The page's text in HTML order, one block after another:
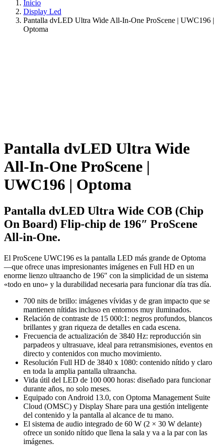
Inicio
Display Led
Pantalla dvLED Ultra Wide All-In-One ProScene | UWC196 |
Optoma
Pantalla dvLED Ultra Wide
All-In-One ProScene |
UWC196 | Optoma
Pantalla dvLED Ultra Wide COB (Chip
On Board) Flip-chip de 196″ ProScene
All-in-One.
El ProScene UWC196 es la pantalla LED más grande de Optoma
—que ofrece unas impresionantes imágenes en Full HD en un
enorme lienzo ultraancho de 196″ con la simplicidad de un sistema
«todo en uno» y la durabilidad necesaria para funcionar día tras día.
700 nits de brillo: imágenes vívidas y de gran impacto que se
mantienen nítidas incluso en entornos muy iluminados.
Relación de contraste de 15 000:1: negros profundos, blancos
brillantes y gran riqueza de detalles en cada escena.
Frecuencia de actualización de 3840 Hz: reproducción sin
parpadeos y ultrasuave, ideal para retransmisiones, eventos en
directo y contenidos con mucho movimiento.
Resolución Full HD de 3840 x 1080: contenido nítido y claro
en toda la amplia pantalla ultraancha.
Vida útil del LED de 100 000 horas: diseñado para funcionar
durante años, no solo meses.
Equipado con Android 13.0, con Optoma Management Suite
Cloud (OMSC) y Display Share para una gestión inteligente
del contenido y la pantalla al alcance de tu mano.
El sistema de audio integrado de 60 W (2 × 30 W delante)
ofrece un sonido nítido que llena la sala y va a la par con las
imágenes.